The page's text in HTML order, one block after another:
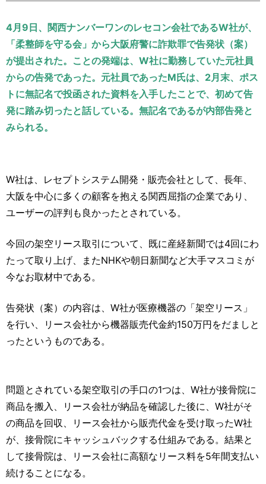
運営元 お問い合わせ
4月9日、関西ナンバーワンのレセコン会社であるW社が、
「柔整師を守る会」から大阪府警に詐欺罪で告発状（案）
が提出された。ことの発端は、W社に勤務していた元社員
からの告発であった。元社員であったM氏は、2月末、ポス
トに無記名で投函された資料を入手したことで、初めて告
発に踏み切ったと話している。無記名であるが内部告発と
みられる。
W社は、レセプトシステム開発・販売会社として、長年、
大阪を中心に多くの顧客を抱える関西屈指の企業であり、
ユーザーの評判も良かったとされている。
今回の架空リース取引について、既に産経新聞では4回にわ
たって取り上げ、またNHKや朝日新聞など大手マスコミが
今なお取材中である。
告発状（案）の内容は、W社が医療機器の「架空リース」
を行い、リース会社から機器販売代金約150万円をだましと
ったというものである。
問題とされている架空取引の手口の1つは、W社が接骨院に
商品を搬入、リース会社が納品を確認した後に、W社がそ
の商品を回収、リース会社から販売代金を受け取ったW社
が、接骨院にキャッシュバックする仕組みである。結果と
して接骨院は、リース会社に高額なリース料を5年間支払い
続けることになる。